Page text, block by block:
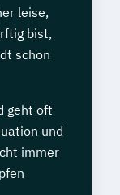
leise,
bist,
schon
geht oft
und
immer